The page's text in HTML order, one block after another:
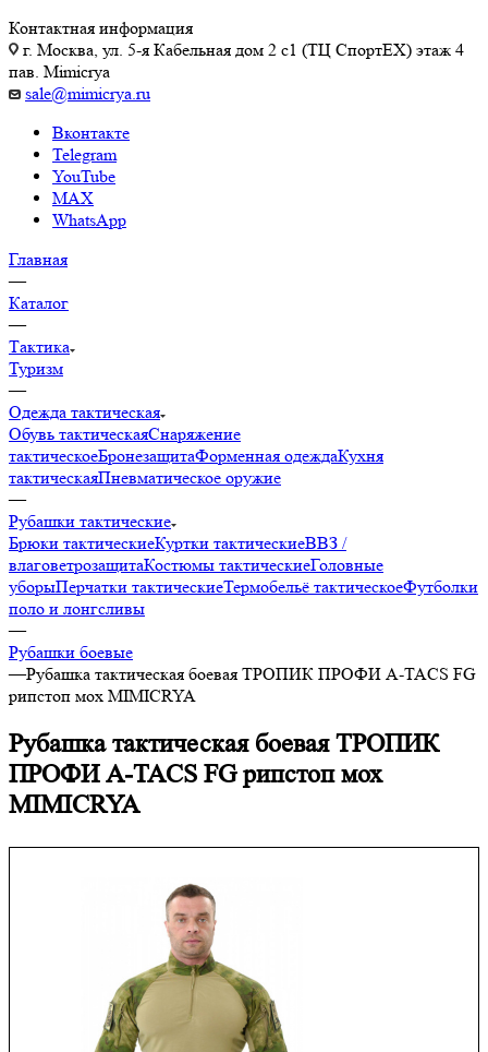
Контактная информация
г. Москва, ул. 5-я Кабельная дом 2 с1 (ТЦ СпортEX) этаж 4
пав. Mimicrya
sale@mimicrya.ru
Вконтакте
Telegram
YouTube
MAX
WhatsApp
Главная
—
Каталог
—
Тактика
Туризм
—
Одежда тактическая
Обувь тактическаяСнаряжение
тактическоеБронезащитаФорменная одеждаКухня
тактическаяПневматическое оружие
—
Рубашки тактические
Брюки тактическиеКуртки тактическиеВВЗ /
влаговетрозащитаКостюмы тактическиеГоловные
уборыПерчатки тактическиеТермобельё тактическоеФутболки
поло и лонгсливы
—
Рубашки боевые
—Рубашка тактическая боевая ТРОПИК ПРОФИ A-TACS FG
рипстоп мох MIMICRYA
Рубашка тактическая боевая ТРОПИК
ПРОФИ A-TACS FG рипстоп мох
MIMICRYA